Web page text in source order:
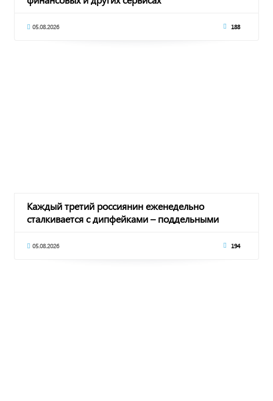
05.08.2026 188
Каждый третий россиянин еженедельно
сталкивается с дипфейками – поддельными
05.08.2026 194